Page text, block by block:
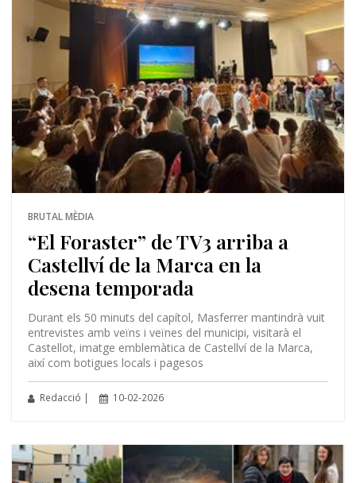
BRUTAL MÈDIA
“El Foraster” de TV3 arriba a
Castellví de la Marca en la
desena temporada
Durant els 50 minuts del capítol, Masferrer mantindrà vuit
entrevistes amb veïns i veïnes del municipi, visitarà el
Castellot, imatge emblemàtica de Castellví de la Marca,
així com botigues locals i pagesos
Redacció | 10-02-2026